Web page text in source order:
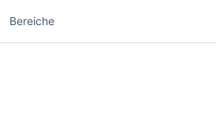
Bereiche